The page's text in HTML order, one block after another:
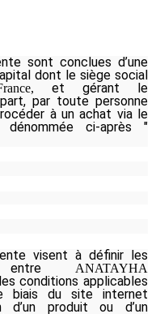
sont conclues d’une
dont le siège social
et gérant le
par toute personne
à un achat via le
ci-après "
visent à définir les
entre
ANATAYHA
conditions applicables
du site internet
d’un produit ou d’un